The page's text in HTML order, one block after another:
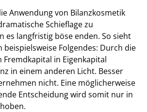
Anwendung von Bilanzkosmetik
Schieflage zu
es langfristig böse enden. So sieht
beispielsweise Folgendes: Durch die
Fremdkapital in Eigenkapital
in einem anderen Licht. Besser
nicht. Eine möglicherweise
Entscheidung wird somit nur in